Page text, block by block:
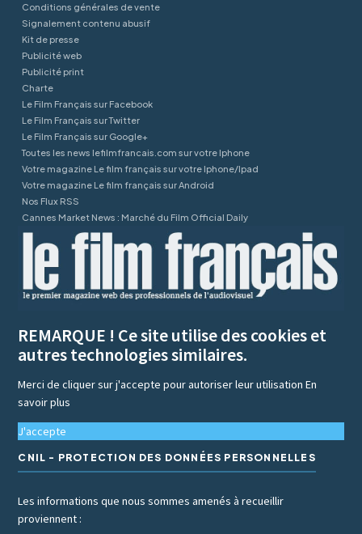
Conditions générales de vente
Signalement contenu abusif
Kit de presse
Publicité web
Publicité print
Charte
Le Film Français sur Facebook
Le Film Français sur Twitter
Le Film Français sur Google+
Toutes les news lefilmfrancais.com sur votre Iphone
Votre magazine Le film français sur votre Iphone/Ipad
Votre magazine Le film français sur Android
Nos Flux RSS
Cannes Market News : Marché du Film Official Daily
REMARQUE ! Ce site utilise des cookies et
autres technologies similaires.
Merci de cliquer sur j'accepte pour autoriser leur utilisationEn
savoir plus
J'accepte
CNIL - PROTECTION DES DONNÉES PERSONNELLES
Les informations que nous sommes amenés à recueillir
proviennent :